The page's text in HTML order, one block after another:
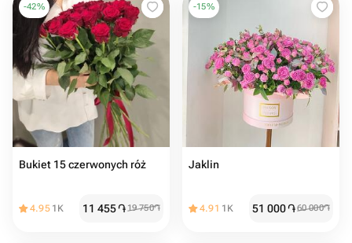
-42%
Bukiet 15 czerwonych róż
4.95 1K 11 455֏19 750֏
-15%
Jaklin
4.91 1K 51 000֏60 000֏